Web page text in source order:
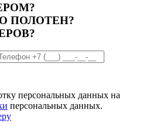
ПОЛОТЕН?
персональных данных на
персональных данных.